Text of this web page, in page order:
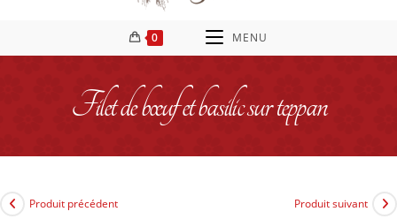
0 MENU
Filet de bœuf et basilic sur teppan
Produit précédent Produit suivant